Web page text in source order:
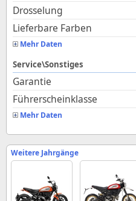
Drosselung
Lieferbare Farben
Mehr Daten
Service\Sonstiges
Garantie
Führerscheinklasse
Mehr Daten
Weitere Jahrgänge